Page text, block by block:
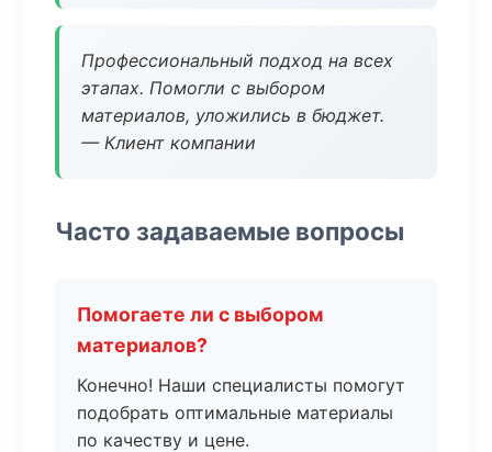
Профессиональный подход на всех
этапах. Помогли с выбором
материалов, уложились в бюджет.
— Клиент компании
Часто задаваемые вопросы
Помогаете ли с выбором
материалов?
Конечно! Наши специалисты помогут
подобрать оптимальные материалы
по качеству и цене.